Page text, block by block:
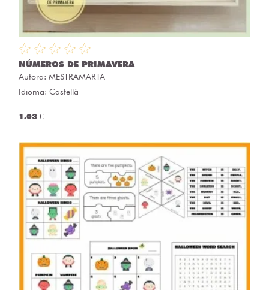
NÚMEROS DE PRIMAVERA
Autora: MESTRAMARTA
Idioma: Castellà
1.03 €